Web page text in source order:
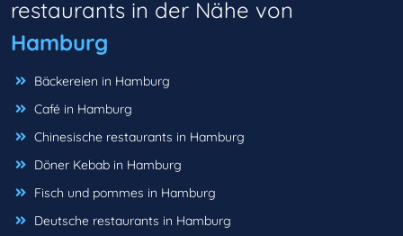
restaurants in der Nähe von
Hamburg
Bäckereien in Hamburg
Café in Hamburg
Chinesische restaurants in Hamburg
Döner Kebab in Hamburg
Fisch und pommes in Hamburg
Deutsche restaurants in Hamburg